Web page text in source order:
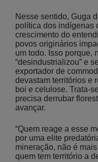
Nesse sentido, Guga
política dos indígenas
crescimento do
povos originários
um todo. Isso porque,
“desindustrializou” e
exportador de
devastam territórios e
boi e celulose. Trata-
precisa derrubar
avançar.
“Quem reage a esse
por uma elite
mineração, não é
quem tem território a